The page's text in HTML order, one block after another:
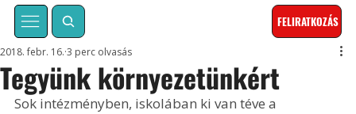
FELIRATKOZÁS
Tegyünk környezetünkért
2018. febr. 16. 3 perc olvasás
Sok intézményben, iskolában ki van téve a